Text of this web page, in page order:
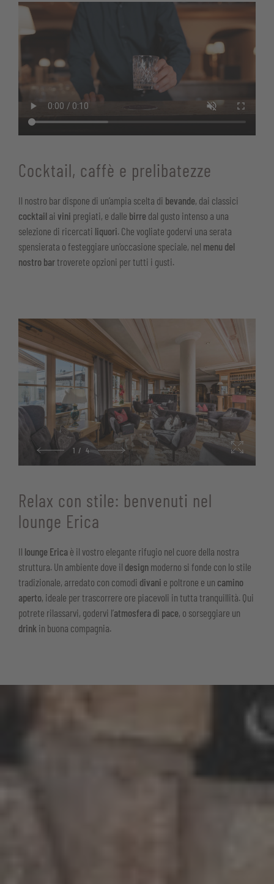
Cocktail, caffè e prelibatezze
Il nostro bar dispone di un’ampia scelta di bevande, dai classici
cocktail ai vini pregiati, e dalle birre dal gusto intenso a una
selezione di ricercati liquori. Che vogliate godervi una serata
spensierata o festeggiare un’occasione speciale, nel menu del
nostro bartroverete opzioni per tutti i gusti.
1 / 4
Relax con stile: benvenuti nel
lounge Erica
Il lounge Erica è il vostro elegante rifugio nel cuore della nostra
struttura. Un ambiente dove il design moderno si fonde con lo stile
tradizionale, arredato con comodi divani e poltrone e un camino
aperto, ideale per trascorrere ore piacevoli in tutta tranquillità. Qui
potrete rilassarvi, godervi l’atmosfera di pace, o sorseggiare un
drink in buona compagnia.